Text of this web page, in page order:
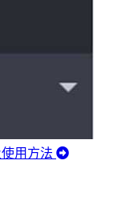
用方法